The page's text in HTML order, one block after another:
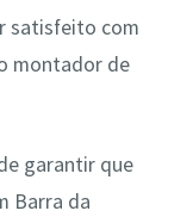
satisfeito com
montador de
garantir que
Barra da